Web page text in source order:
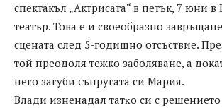
спектакъл „Актрисата“ в петък, 7 юни
театър. Това е и своеобразно
сцената след 5-годишно отсъствие.
той преодоля тежко заболяване, а
него загуби съпругата си Мария.
Bлaди изнeнaдaл тaтĸo cи c